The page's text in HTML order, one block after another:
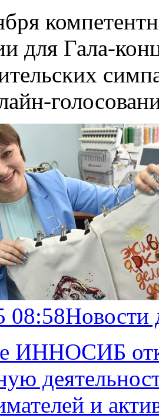
для Гала-
08:58
ИННОСИБ
и